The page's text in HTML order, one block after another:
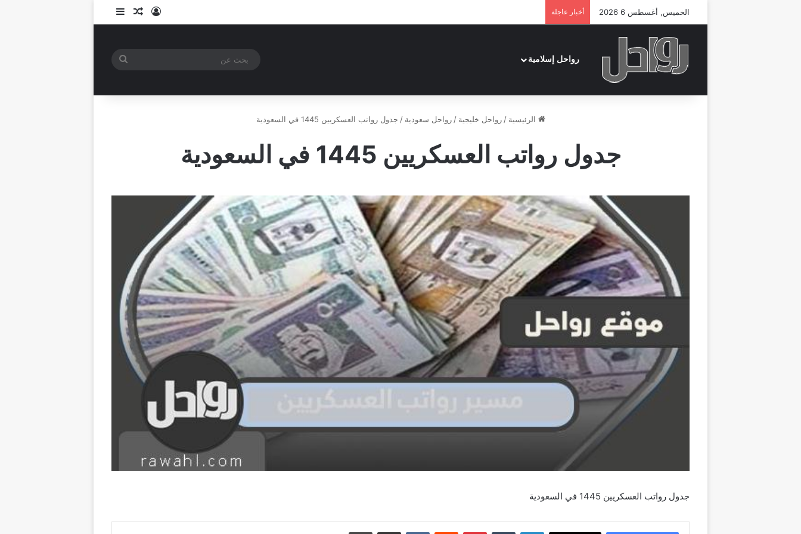
الخميس, أغسطس 6 2026 أخبار عاجلة تسجيل الدخول
مقال عشوائي
إضافة عمود جانبي
رواحل إسلامية
بحث
الرئيسية / رواحل خليجية / رواحل سعودية / جدول رواتب العسكريين 1445 في السعودية
جدول رواتب العسكريين 1445 في السعودية
جدول رواتب العسكريين 1445 في السعودية
لينكدإن بينتيريست مشاركة عبر البريد طباعة